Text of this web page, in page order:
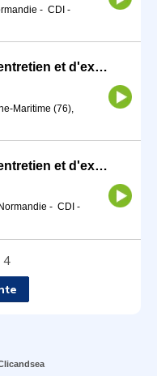
- CDI -
Technicien / Technicienne d'entretien et d'exploitation de chauff (H/F)
Maritime (76),
Technicien / Technicienne d'entretien et d'exploitation de chauff (H/F)
- CDI -
4